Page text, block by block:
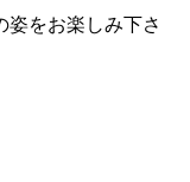
姿をお楽しみ下さ